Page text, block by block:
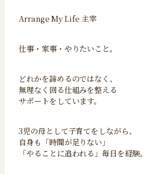
Arrange My Life 主宰
仕事・家事・やりたいこと。
どれかを諦めるのではなく、
無理なく回る仕組みを整える
サポートをしています。
3児の母として子育てをしながら、
自身も「時間が足りない」
「やることに追われる」毎日を経験。